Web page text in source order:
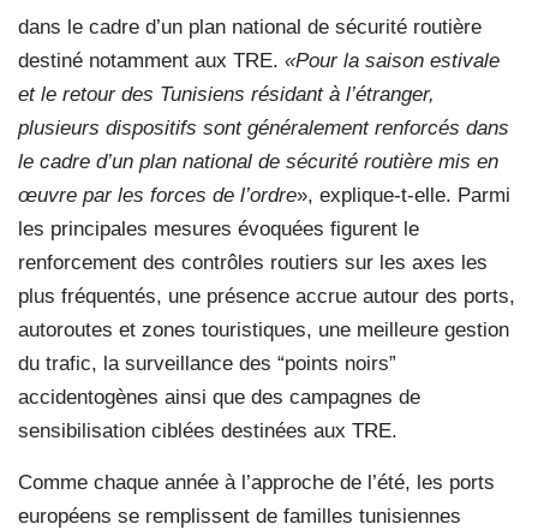
dans le cadre d’un plan national de sécurité routière
destiné notamment aux TRE. «Pour la saison estivale
et le retour des Tunisiens résidant à l’étranger,
plusieurs dispositifs sont généralement renforcés dans
le cadre d’un plan national de sécurité routière mis en
œuvre par les forces de l’ordre», explique-t-elle. Parmi
les principales mesures évoquées figurent le
renforcement des contrôles routiers sur les axes les
plus fréquentés, une présence accrue autour des ports,
autoroutes et zones touristiques, une meilleure gestion
du trafic, la surveillance des “points noirs”
accidentogènes ainsi que des campagnes de
sensibilisation ciblées destinées aux TRE.
Comme chaque année à l’approche de l’été, les ports
européens se remplissent de familles tunisiennes